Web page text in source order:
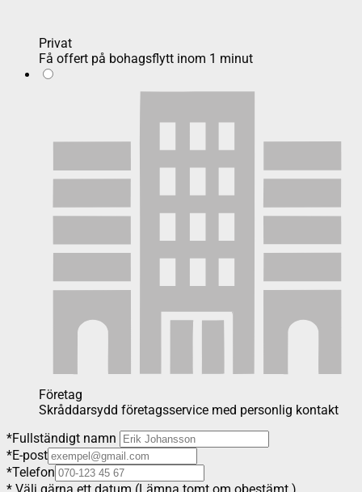
Privat
Få offert på bohagsflytt inom 1 minut
Företag
Skråddarsydd företagsservice med personlig kontakt
*Fullständigt namn
*E-post
*Telefon